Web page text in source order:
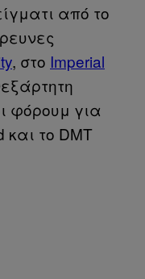
από το
, στο Imperial
φόρουμ για
το DMT